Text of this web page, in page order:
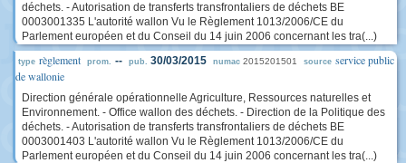
déchets. - Autorisation de transferts transfrontaliers de déchets BE
0003001335 L'autorité wallon Vu le Règlement 1013/2006/CE du
Parlement européen et du Conseil du 14 juin 2006 concernant les tra(...)
type règlement prom. -- pub. 30/03/2015 numac 2015201501 source service public
de wallonie
Direction générale opérationnelle Agriculture, Ressources naturelles et
Environnement. - Office wallon des déchets. - Direction de la Politique des
déchets. - Autorisation de transferts transfrontaliers de déchets BE
0003001403 L'autorité wallon Vu le Règlement 1013/2006/CE du
Parlement européen et du Conseil du 14 juin 2006 concernant les tra(...)